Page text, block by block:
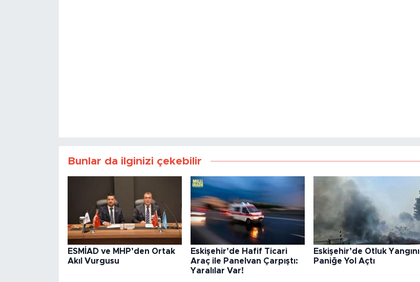
Bunlar da ilginizi çekebilir
ESMİAD ve MHP’den Ortak
Akıl Vurgusu
Eskişehir’de Hafif Ticari
Araç ile Panelvan Çarpıştı:
Yaralılar Var!
Eskişehir’de Otluk Yangını
Paniğe Yol Açtı